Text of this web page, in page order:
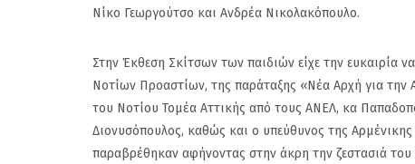
Νίκο Γεωργούτσο και Ανδρέα Νικολακόπουλο.
Στην Έκθεση Σκίτσων των παιδιών είχε την ευκαιρία
Νοτίων Προαστίων, της παράταξης «Νέα Αρχή για την
του Νοτίου Τομέα Αττικής από τους ΑΝΕΛ, κα
Διονυσόπουλος, καθώς και ο υπεύθυνος της
παραβρέθηκαν αφήνοντας στην άκρη την ζεστασιά
(Gallop) Νέα Σμύρνη.
Στην 60ή θέση :
που υπάρχουν και
Δημότες που χαλάνε